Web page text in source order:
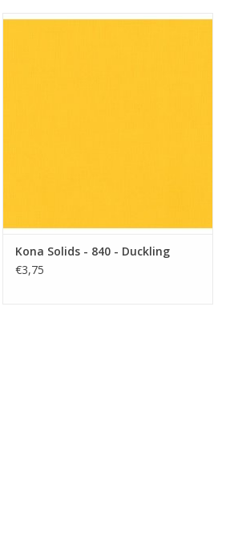
gele effen stof
Kona Solids - 840 - Duckling
€3,75